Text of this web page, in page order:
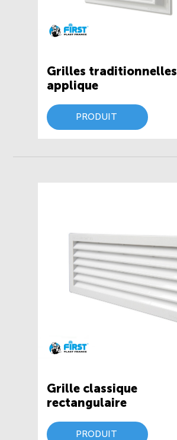
Grilles traditionnelles
applique
PRODUIT
Grille classique
rectangulaire
PRODUIT